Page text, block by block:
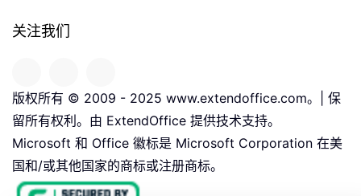
关注我们
版权所有 © 2009 - 2025 www.extendoffice.com。| 保
留所有权利。由 ExtendOffice 提供技术支持。
Microsoft 和 Office 徽标是 Microsoft Corporation 在美
国和/或其他国家的商标或注册商标。